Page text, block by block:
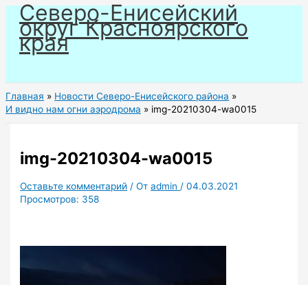
Перейти
содержимому
Северо-Енисейский
округ Красноярского
края
Главная
Новости Северо-Енисейского района
И видно нам огни аэродрома
img-20210304-wa0015
img-20210304-wa0015
Оставьте комментарий / Отadmin /04.03.2021
Просмотров: 358